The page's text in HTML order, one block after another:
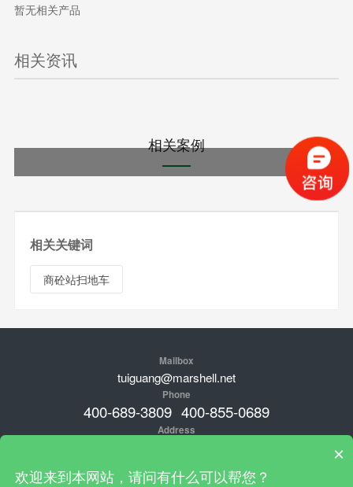
暂无相关产品
相关资讯
相关案例
相关关键词
商砼站扫地车
Mailbox
tuiguang@marshell.net
Phone
400-689-3809 400-855-0689
Address
品牌总部：新加坡；中国工厂地址：广东肇庆高新经济开发区临江
工业园工业大街25号，安徽省淮北市烈山区经济开发区梧桐大道36
号
×
欢迎来到本网站，请问有什么可以帮您？